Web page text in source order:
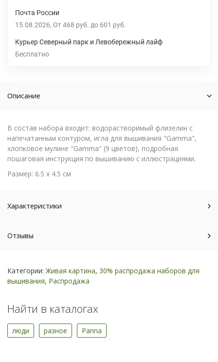
Почта России
15.08.2026 От 468 руб. до 601 руб.
Курьер Северный парк и Левобережный лайф
Бесплатно
Описание
В состав набора входит: водорастворимый флизелин с
напечатанным контуром, игла для вышивания "Gamma",
хлопковое мулине "Gamma" (9 цветов), подробная
пошаговая инструкция по вышиванию с иллюстрациями.
Размер: 6.5 x 4.5 см
Характеристики
Отзывы
Категории:Живая картина, 30% распродажа наборов для
вышивания, Распродажа
Найти в каталогах
люди разное Panna